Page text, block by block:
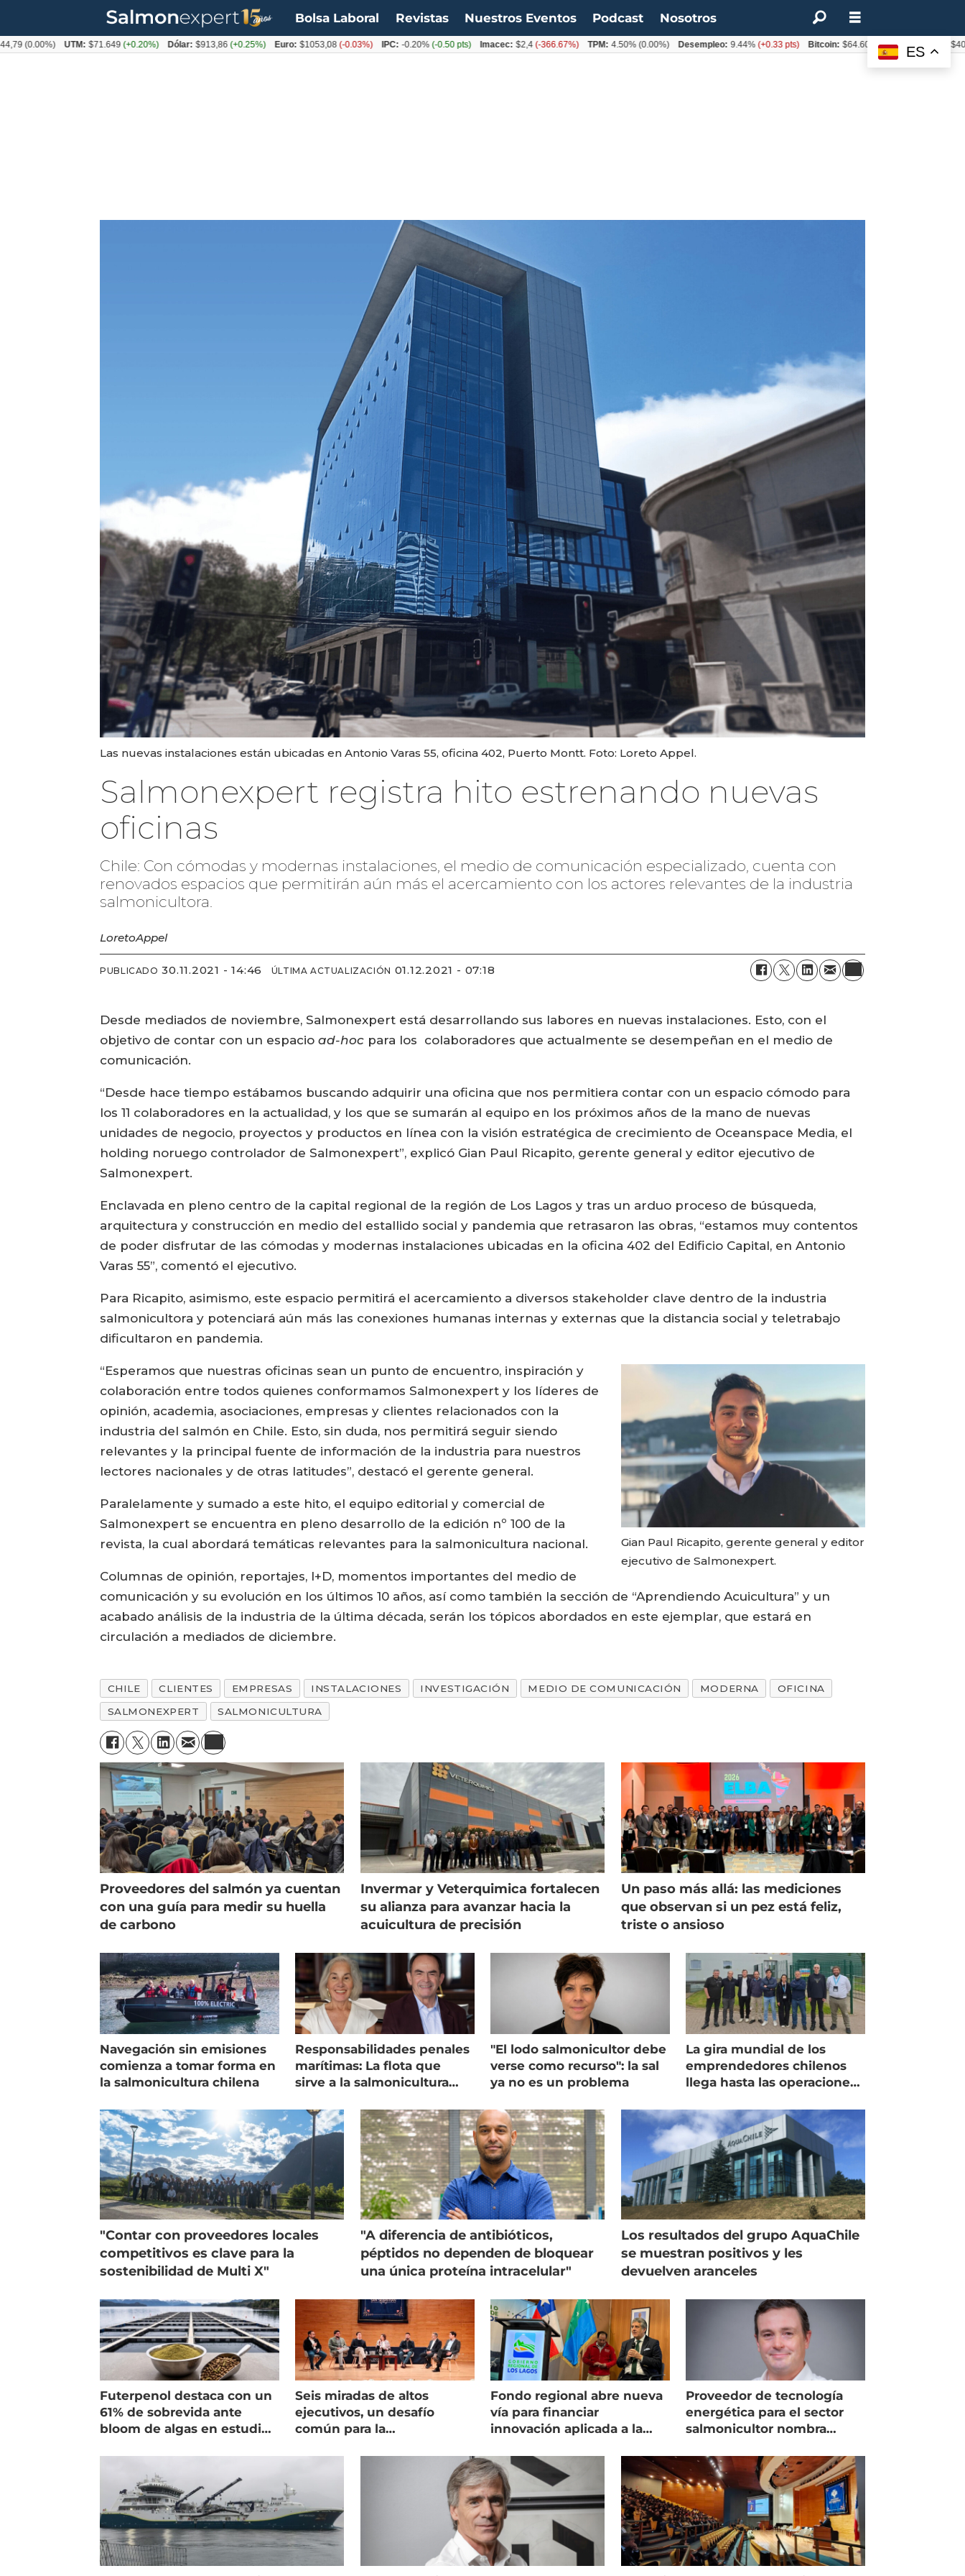
Bolsa Laboral Revistas Nuestros Eventos Podcast Nosotros
Las nuevas instalaciones están ubicadas en Antonio Varas 55, oficina 402, Puerto Montt. Foto: Loreto Appel.
Salmonexpert registra hito estrenando nuevas
oficinas
Chile: Con cómodas y modernas instalaciones, el medio de comunicación especializado, cuenta con
renovados espacios que permitirán aún más el acercamiento con los actores relevantes de la industria
salmonicultora.
LoretoAppel
PUBLICADO 30.11.2021 - 14:46 ÚLTIMA ACTUALIZACIÓN 01.12.2021 - 07:18
Desde mediados de noviembre, Salmonexpert está desarrollando sus labores en nuevas instalaciones. Esto, con el
objetivo de contar con un espacioad-hoc para los colaboradores que actualmente se desempeñan en el medio de
comunicación.
“Desde hace tiempo estábamos buscando adquirir una oficina que nos permitiera contar con un espacio cómodo para
los 11 colaboradores en la actualidad, y los que se sumarán al equipo en los próximos años de la mano de nuevas
unidades de negocio, proyectos y productos en línea con la visión estratégica de crecimiento de Oceanspace Media, el
holding noruego controlador de Salmonexpert”, explicó Gian Paul Ricapito, gerente general y editor ejecutivo de
Salmonexpert.
Enclavada en pleno centro de la capital regional de la región de Los Lagos y tras un arduo proceso de búsqueda,
arquitectura y construcción en medio del estallido social y pandemia que retrasaron las obras, “estamos muy contentos
de poder disfrutar de las cómodas y modernas instalaciones ubicadas en la oficina 402 del Edificio Capital, en Antonio
Varas 55”, comentó el ejecutivo.
Para Ricapito, asimismo, este espacio permitirá el acercamiento a diversos stakeholder clave dentro de la industria
salmonicultora y potenciará aún más las conexiones humanas internas y externas que la distancia social y teletrabajo
dificultaron en pandemia.
Gian Paul Ricapito, gerente general y editor
ejecutivo de Salmonexpert.
“Esperamos que nuestras oficinas sean un punto de encuentro, inspiración y
colaboración entre todos quienes conformamos Salmonexpert y los líderes de
opinión, academia, asociaciones, empresas y clientes relacionados con la
industria del salmón en Chile. Esto, sin duda, nos permitirá seguir siendo
relevantes y la principal fuente de información de la industria para nuestros
lectores nacionales y de otras latitudes”, destacó el gerente general.
Paralelamente y sumado a este hito, el equipo editorial y comercial de
Salmonexpert se encuentra en pleno desarrollo de la edición nº 100 de la
revista, la cual abordará temáticas relevantes para la salmonicultura nacional.
Columnas de opinión, reportajes, I+D, momentos importantes del medio de
comunicación y su evolución en los últimos 10 años, así como también la sección de “Aprendiendo Acuicultura” y un
acabado análisis de la industria de la última década, serán los tópicos abordados en este ejemplar, que estará en
circulación a mediados de diciembre.
CHILE CLIENTES EMPRESAS INSTALACIONES INVESTIGACIÓN MEDIO DE COMUNICACIÓN MODERNA
OFICINA
SALMONEXPERT
SALMONICULTURA
Proveedores del salmón ya cuentan
con una guía para medir su huella
de carbono
Invermar y Veterquimica fortalecen
su alianza para avanzar hacia la
acuicultura de precisión
Un paso más allá: las mediciones
que observan si un pez está feliz,
triste o ansioso
Navegación sin emisiones
comienza a tomar forma en
la salmonicultura chilena
Responsabilidades penales
marítimas: La flota que
sirve a la salmonicultura
"El lodo salmonicultor debe
verse como recurso": la sal
ya no es un problema
La gira mundial de los
emprendedores chilenos
llega hasta las operaciones
"Contar con proveedores locales
competitivos es clave para la
sostenibilidad de Multi X"
"A diferencia de antibióticos,
péptidos no dependen de bloquear
una única proteína intracelular"
Los resultados del grupo AquaChile
se muestran positivos y les
devuelven aranceles
Futerpenol destaca con un
61% de sobrevida ante
bloom de algas en estudio
Seis miradas de altos
ejecutivos, un desafío
común para la
Fondo regional abre nueva
vía para financiar
innovación aplicada a la
Proveedor de tecnología
energética para el sector
salmonicultor nombra
ES
UTM: $71.649(+0.20%) Dólar: $913,86(+0.25%) Euro: $1053,08(-0.03%) IPC: -0.20% (-0.50 pts) Imacec: $2,4(-366.67%) TPM: 4.50%(0.00%) Desempleo: 9.44%(+0.33 pts) Bitcoin: $64.600,08(+2.93%)